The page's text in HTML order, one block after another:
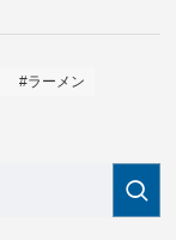
#ラーメン